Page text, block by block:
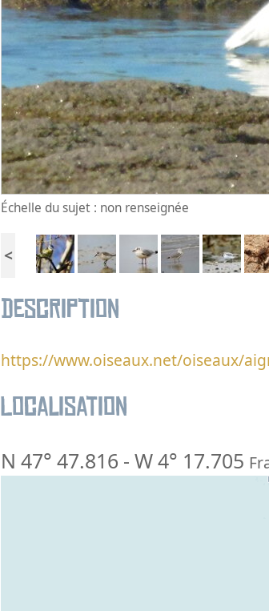
Échelle du sujet : non renseignée
<
Description
https://www.oiseaux.net/oiseaux/
Localisation
N 47° 47.816 - W 4° 17.705